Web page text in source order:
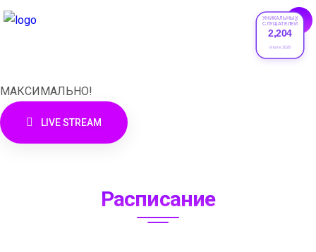
УНИКАЛЬНЫХ
СЛУШАТЕЛЕЙ
2,204
Июле 2026
МАКСИМАЛЬНО!
LIVE STREAM
Расписание